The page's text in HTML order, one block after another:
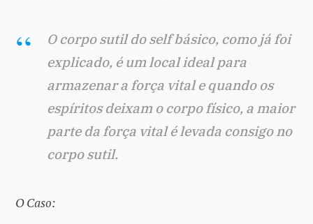
O corpo sutil do self básico, como já foi
explicado, é um local ideal para
armazenar a força vital e quando os
espíritos deixam o corpo físico, a maior
parte da força vital é levada consigo no
corpo sutil.
O Caso: